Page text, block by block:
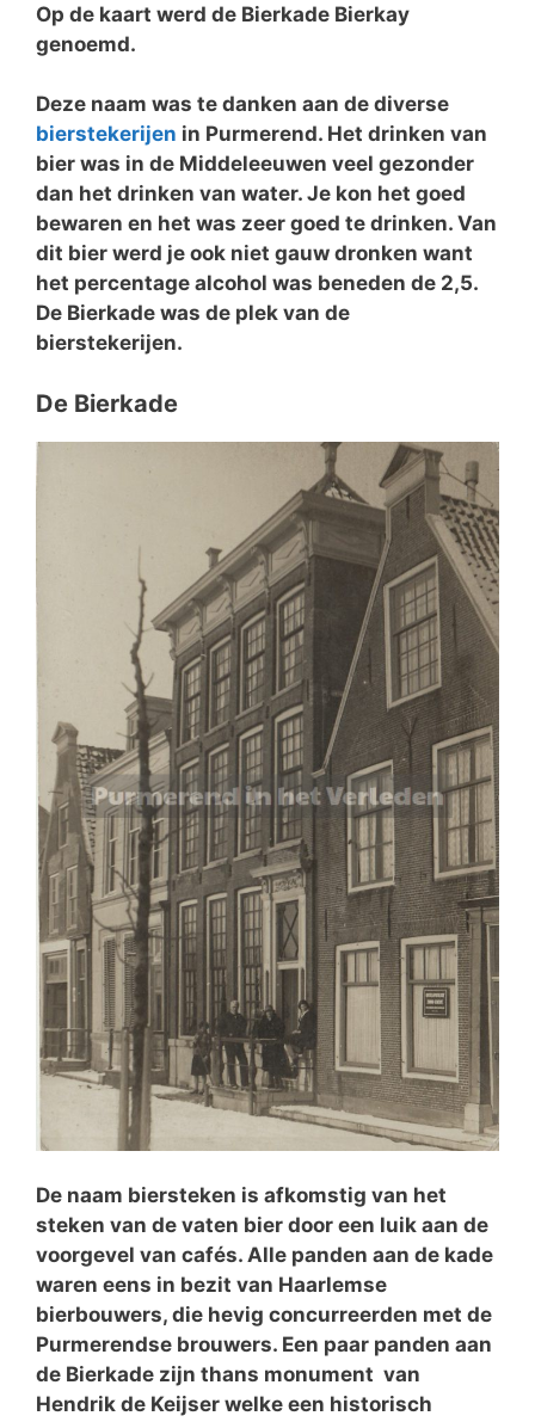
Op de kaart werd de Bierkade Bierkay
genoemd.
Deze naam was te danken aan de diverse
bierstekerijen in Purmerend. Het drinken van
bier was in de Middeleeuwen veel gezonder
dan het drinken van water. Je kon het goed
bewaren en het was zeer goed te drinken. Van
dit bier werd je ook niet gauw dronken want
het percentage alcohol was beneden de 2,5.
De Bierkade was de plek van de
bierstekerijen.
De Bierkade
De naam biersteken is afkomstig van het
steken van de vaten bier door een luik aan de
voorgevel van cafés. Alle panden aan de kade
waren eens in bezit van Haarlemse
bierbouwers, die hevig concurreerden met de
Purmerendse brouwers. Een paar panden aan
de Bierkade zijn thans monument van
Hendrik de Keijser welke een historisch